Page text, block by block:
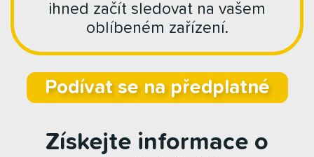
ihned začít sledovat na vašem
oblíbeném zařízení.
Podívat se na předplatné
Získejte informace o